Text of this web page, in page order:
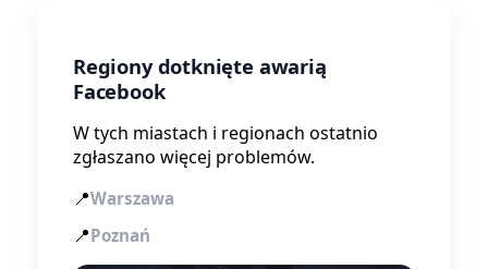
Regiony dotknięte awarią
Facebook
W tych miastach i regionach ostatnio
zgłaszano więcej problemów.
📍Warszawa
📍Poznań